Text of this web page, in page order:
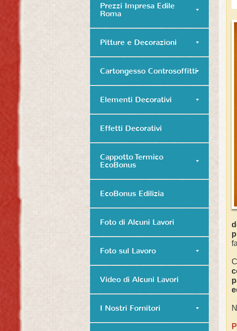
Prezzi Impresa Edile
Roma
Pitture e Decorazioni
Cartongesso Controsoffitti
Elementi Decorativi
Effetti Decorativi
Cappotto Termico
EcoBonus
EcoBonus Edilizia
Foto di Alcuni Lavori
Foto sul Lavoro
Video di Alcuni Lavori
I Nostri Fornitori